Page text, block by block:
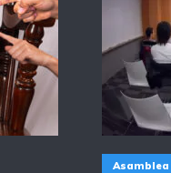
Asamblea